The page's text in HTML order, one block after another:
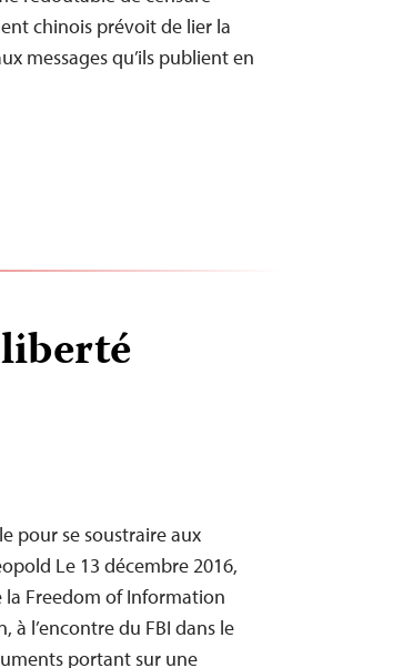
chinois prévoit de lier la
messages qu’ils publient en
pour se soustraire aux
Le 13 décembre 2016,
la Freedom of Information
l’encontre du FBI dans le
portant sur une